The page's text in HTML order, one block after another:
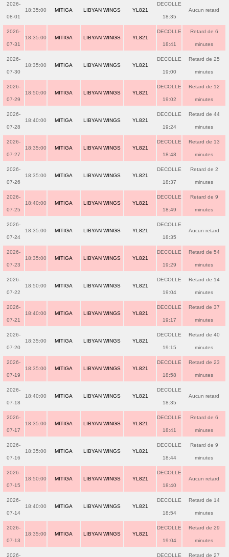
2026-
08-01
18:35:00 MITIGA LIBYAN WINGS YL821
DECOLLE
18:35
Aucun retard
2026-
07-31
18:35:00 MITIGA LIBYAN WINGS YL821
DECOLLE
18:41
Retard de 6
minutes
2026-
07-30
18:35:00 MITIGA LIBYAN WINGS YL821
DECOLLE
19:00
Retard de 25
minutes
2026-
07-29
18:50:00 MITIGA LIBYAN WINGS YL821
DECOLLE
19:02
Retard de 12
minutes
2026-
07-28
18:40:00 MITIGA LIBYAN WINGS YL821
DECOLLE
19:24
Retard de 44
minutes
2026-
07-27
18:35:00 MITIGA LIBYAN WINGS YL821
DECOLLE
18:48
Retard de 13
minutes
2026-
07-26
18:35:00 MITIGA LIBYAN WINGS YL821
DECOLLE
18:37
Retard de 2
minutes
2026-
07-25
18:40:00 MITIGA LIBYAN WINGS YL821
DECOLLE
18:49
Retard de 9
minutes
2026-
07-24
18:35:00 MITIGA LIBYAN WINGS YL821
DECOLLE
18:35
Aucun retard
2026-
07-23
18:35:00 MITIGA LIBYAN WINGS YL821
DECOLLE
19:29
Retard de 54
minutes
2026-
07-22
18:50:00 MITIGA LIBYAN WINGS YL821
DECOLLE
19:04
Retard de 14
minutes
2026-
07-21
18:40:00 MITIGA LIBYAN WINGS YL821
DECOLLE
19:17
Retard de 37
minutes
2026-
07-20
18:35:00 MITIGA LIBYAN WINGS YL821
DECOLLE
19:15
Retard de 40
minutes
2026-
07-19
18:35:00 MITIGA LIBYAN WINGS YL821
DECOLLE
18:58
Retard de 23
minutes
2026-
07-18
18:40:00 MITIGA LIBYAN WINGS YL821
DECOLLE
18:35
Aucun retard
2026-
07-17
18:35:00 MITIGA LIBYAN WINGS YL821
DECOLLE
18:41
Retard de 6
minutes
2026-
07-16
18:35:00 MITIGA LIBYAN WINGS YL821
DECOLLE
18:44
Retard de 9
minutes
2026-
07-15
18:50:00 MITIGA LIBYAN WINGS YL821
DECOLLE
18:40
Aucun retard
2026-
07-14
18:40:00 MITIGA LIBYAN WINGS YL821
DECOLLE
18:54
Retard de 14
minutes
2026-
07-13
18:35:00 MITIGA LIBYAN WINGS YL821
DECOLLE
19:04
Retard de 29
minutes
2026- DECOLLE Retard de 27